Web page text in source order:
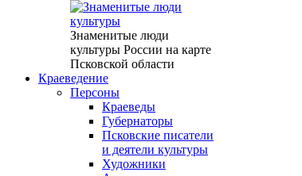
Знаменитые люди
культуры России на карте
Псковской области
Краеведение
Персоны
Краеведы
Губернаторы
Псковские писатели
и деятели культуры
Художники